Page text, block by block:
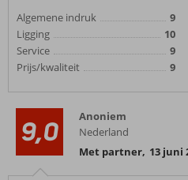
Algemene indruk
9
Ligging
10
Service
9
Prijs/kwaliteit
9
9,0
Anoniem
Nederland
Met partner, 13 juni